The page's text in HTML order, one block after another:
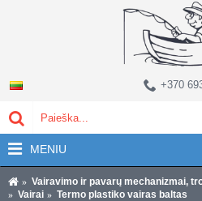
+370
MENIU
Vairavimo ir pavarų mechanizmai,
Vairai
Termo plastiko vairas baltas